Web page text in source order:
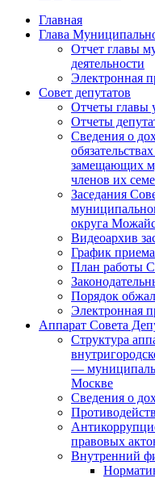
Главная
Глава
Отчет главы
деятельности
Электронная
Совет депутатов
Отчеты главы
Отчеты
Сведения о
замещающих
членов их
Заседания
округа
Видеоархив
График приема
План работы
Порядок
Электронная
Аппарат Совета
Структура
—
Москве
Сведения о
правовых
Внутренний